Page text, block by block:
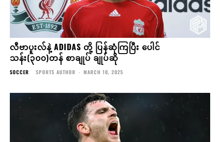
လီဗာပူးလ်နဲ့ ADIDAS တို့ ပြန်ဆုံကြပြီး ပေါင်
သန်း(၃၀၀)တန် စာချုပ် ချုပ်ဆို
SOCCER SPORTS AUTHOR - MARCH 10, 2025